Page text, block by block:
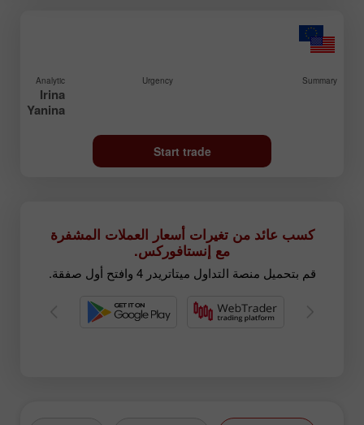
Summary
Urgency
Analytic
Irina
Yanina
Start trade
كسب عائد من تغيرات أسعار العملات المشفرة
مع إنستافوركس.
قم بتحميل منصة التداول ميتاتريدر 4 وافتح أول صفقة.